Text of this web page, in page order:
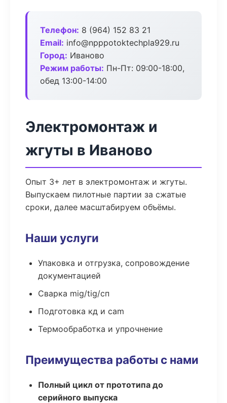
Телефон: 8 (964) 152 83 21
Email: info@npppotoktechpla929.ru
Город: Иваново
Режим работы: Пн-Пт: 09:00-18:00,
обед 13:00-14:00
Электромонтаж и
жгуты в Иваново
Опыт 3+ лет в электромонтаж и жгуты.
Выпускаем пилотные партии за сжатые
сроки, далее масштабируем объёмы.
Наши услуги
Упаковка и отгрузка, сопровождение
документацией
Сварка mig/tig/сп
Подготовка кд и cam
Термообработка и упрочнение
Преимущества работы с нами
Полный цикл от прототипа до
серийного выпуска